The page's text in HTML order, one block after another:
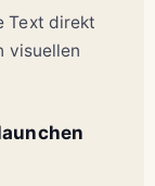
Text direkt
visuellen